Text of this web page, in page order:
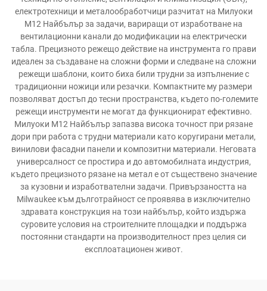
електротехници и металообработчици разчитат на Милуоки
M12 Найбълър за задачи, вариращи от изработване на
вентилационни канали до модификации на електрически
табла. Прецизното режещо действие на инструмента го прави
идеален за създаване на сложни форми и следване на сложни
режещи шаблони, които биха били трудни за изпълнение с
традиционни ножици или резачки. Компактните му размери
позволяват достъп до тесни пространства, където по-големите
режещи инструменти не могат да функционират ефективно.
Милуоки M12 Найбълър запазва висока точност при рязане
дори при работа с трудни материали като коругирани метали,
винилови фасадни панели и композитни материали. Неговата
универсалност се простира и до автомобилната индустрия,
където прецизното рязане на метал е от съществено значение
за кузовни и изработвателни задачи. Привързаността на
Milwaukee към дълготрайност се проявява в изключително
здравата конструкция на този найбълър, който издържа
суровите условия на строителните площадки и поддържа
постоянни стандарти на производителност през целия си
експлоатационен живот.